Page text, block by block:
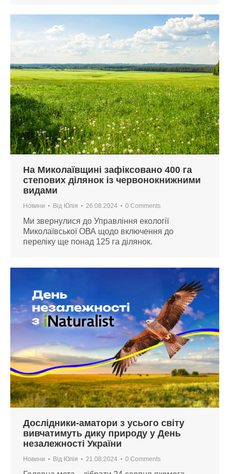
На Миколаївщині зафіксовано 400 га
степових ділянок із червонокнижними
видами
Новини Від Юлія 26.08.2024 0 Comments
Ми звернулися до Управління екології
Миколаївської ОВА щодо включення до
переліку ще понад 125 га ділянок.
Дослідники-аматори з усього світу
вивчатимуть дику природу у День
незалежності України
Новини Від Юлія 21.08.2024 0 Comments